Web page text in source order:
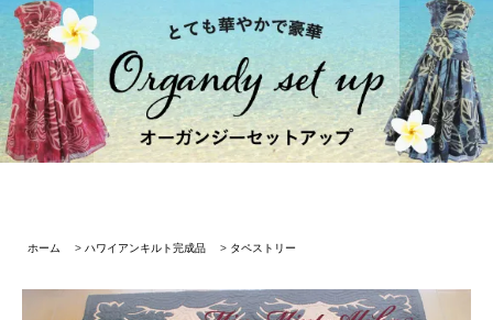
ホーム > ハワイアンキルト完成品 > タペストリー